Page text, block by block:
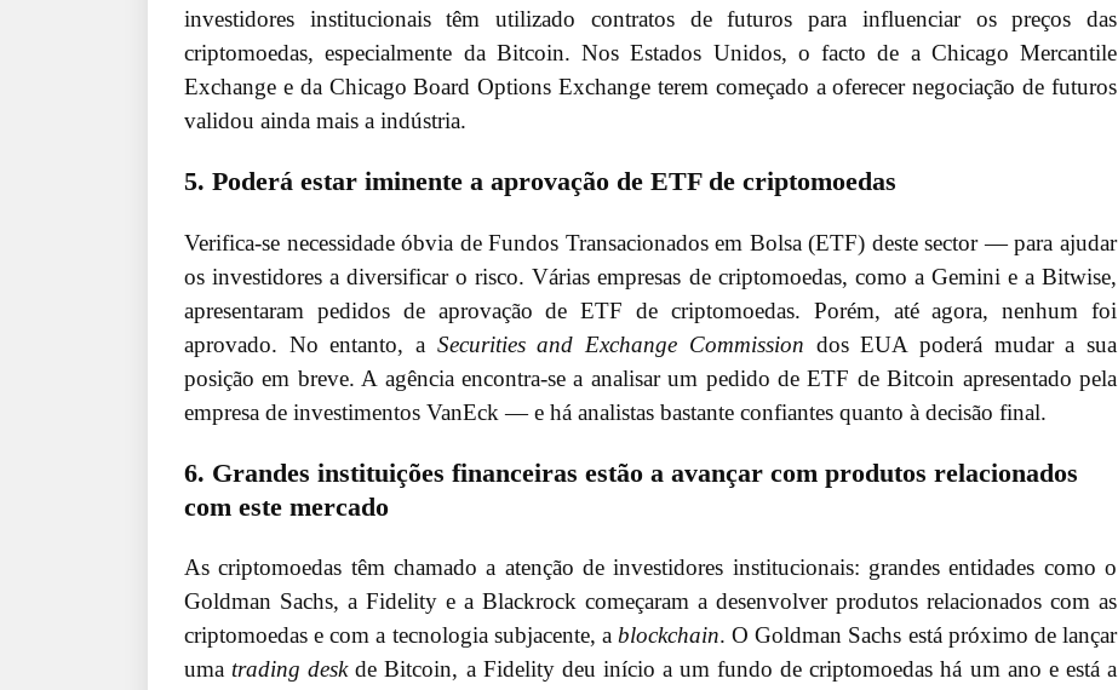
investidores institucionais têm utilizado contratos de futuros para influenciar os preços das
criptomoedas, especialmente da Bitcoin. Nos Estados Unidos, o facto de a Chicago Mercantile
Exchange e da Chicago Board Options Exchange terem começado a oferecer negociação de futuros
validou ainda mais a indústria.
5. Poderá estar iminente a aprovação de ETF de criptomoedas
Verifica-se necessidade óbvia de Fundos Transacionados em Bolsa (ETF) deste sector — para ajudar
os investidores a diversificar o risco. Várias empresas de criptomoedas, como a Gemini e a Bitwise,
apresentaram pedidos de aprovação de ETF de criptomoedas. Porém, até agora, nenhum foi
aprovado. No entanto, a Securities and Exchange Commission dos EUA poderá mudar a sua
posição em breve. A agência encontra-se a analisar um pedido de ETF de Bitcoin apresentado pela
empresa de investimentos VanEck — e há analistas bastante confiantes quanto à decisão final.
6. Grandes instituições financeiras estão a avançar com produtos relacionados
com este mercado
As criptomoedas têm chamado a atenção de investidores institucionais: grandes entidades como o
Goldman Sachs, a Fidelity e a Blackrock começaram a desenvolver produtos relacionados com as
criptomoedas e com a tecnologia subjacente, a blockchain. O Goldman Sachs está próximo de lançar
uma trading deskde Bitcoin, a Fidelity deu início a um fundo de criptomoedas há um ano e está a